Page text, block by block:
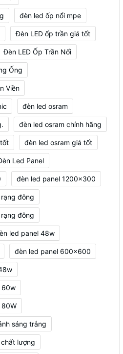
đèn led ốp nổi mpe
Đèn LED ốp trần giá tốt
Đèn LED Ốp Trần Nổi
Ống
Viền
đèn led osram
đèn led osram chính hãng
đèn led osram giá tốt
Led Panel
đèn led panel 1200x300
đông
đông
led panel 48w
đèn led panel 600x600
60w
sáng trắng
lượng